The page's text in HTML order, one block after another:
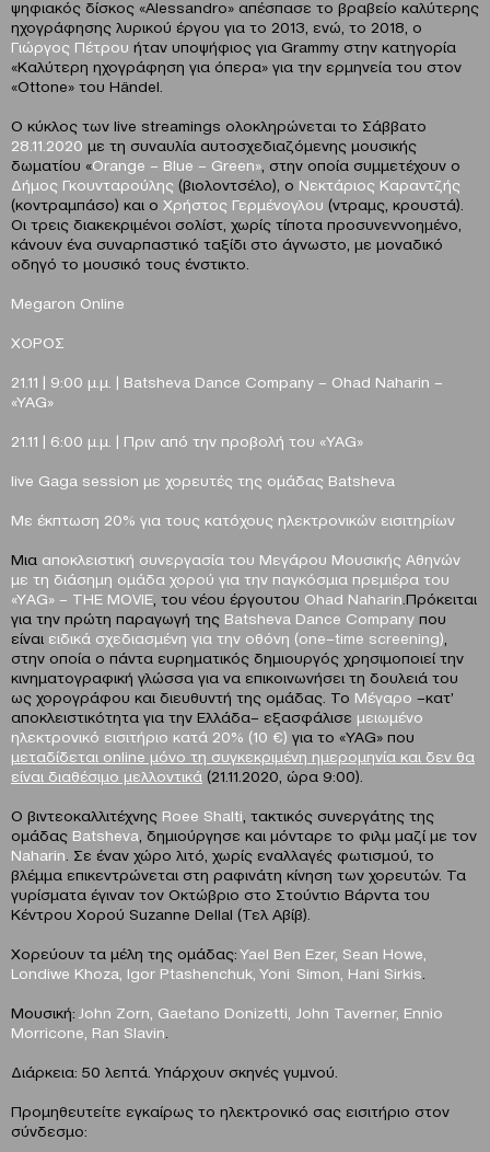
ψηφιακός δίσκος «Alessandro» απέσπασε το βραβείο καλύτερης
ηχογράφησης λυρικού έργου για το 2013, ενώ, το 2018, ο
Γιώργος Πέτρου ήταν υποψήφιος για Grammy στην κατηγορία
«Καλύτερη ηχογράφηση για όπερα» για την ερμηνεία του στον
«Ottone» του Händel.
Ο κύκλος των live streamings ολοκληρώνεται το Σάββατο
28.11.2020 με τη συναυλία αυτοσχεδιαζόμενης μουσικής
δωματίου «Orange – Blue – Green» , στην οποία συμμετέχουν ο
Δήμος Γκουνταρούλης (βιολοντσέλο), ο Νεκτάριος Καραντζής
(κοντραμπάσο) και ο Χρήστος Γερμένογλου (ντραμς, κρουστά).
Oι τρεις διακεκριμένοι σολίστ, χωρίς τίποτα προσυνεννοημένο,
κάνουν ένα συναρπαστικό ταξίδι στο άγνωστο, με μοναδικό
οδηγό το μουσικό τους ένστικτο.
Megaron Online
XOΡΟΣ
21.11 | 9:00 μ μ . | Βatsheva Dance Company – Ohad Naharin –
«YAG»
21.11 | 6:00 μ.μ. | Πριν από την προβολή του «YAG»
live Gaga session με χορευτές της ομάδας Batsheva
Mε έκπτωση 20% για τους κατόχους ηλεκτρονικών εισιτηρίων
Μια αποκλειστική συνεργασία του Μεγάρου Μουσικής Αθηνών
με τη διάσημη ομάδα χορού για την παγκόσμια πρεμιέρα του
«ΥAG» – THE MOVIE , του νέου έργουτου Ohad Naharin .Πρόκειται
για την πρώτη παραγωγή της Batsheva Dance Company που
είναι ειδικά σχεδιασμένη για την οθόνη (one–time screening)
στην οποία ο πάντα ευρηματικός δημιουργός χρησιμοποιεί την
κινηματογραφική γλώσσα για να επικοινωνήσει τη δουλειά του
ως χορογράφου και διευθυντή της ομάδας. Το Μέγαρο –κατ’
αποκλειστικότητα για την Ελλάδα– εξασφάλισε μειωμένο
ηλεκτρονικό εισιτήριο κατά 20% (10 €) για το «YAG» που
μεταδίδεται online μόνο τη συγκεκριμένη ημερομηνία και δεν θα
είναι διαθέσιμο μελλοντικά (21.11.2020, ώρα 9:00).
Ο βιντεοκαλλιτέχνης Roee Shalti , τακτικός συνεργάτης της
ομάδας Batsheva , δημιούργησε και μόνταρε το φιλμ μαζί με τον
Naharin . Σε έναν χώρο λιτό, χωρίς εναλλαγές φωτισμού, το
βλέμμα επικεντρώνεται στη ραφινάτη κίνηση των χορευτών. Τα
γυρίσματα έγιναν τον Οκτώβριο στο Στούντιο Βάρντα του
Κέντρου Χορού Suzanne Dellal (Τελ Αβίβ).
Χορεύουν τα μέλη της ομάδας:Yael Ben Ezer, Sean Howe,
Londiwe Khoza, Igor Ptashenchuk, Yoni Simon, Hani Sirkis
Μουσική: John Zorn, Gaetano Donizetti, John Taverner, Ennio
Morricone, Ran Slavin
Διάρκεια: 50 λεπτά. Υπάρχουν σκηνές γυμνού.
Προμηθευτείτε εγκαίρως το ηλεκτρονικό σας εισιτήριο στον
σύνδεσμο: